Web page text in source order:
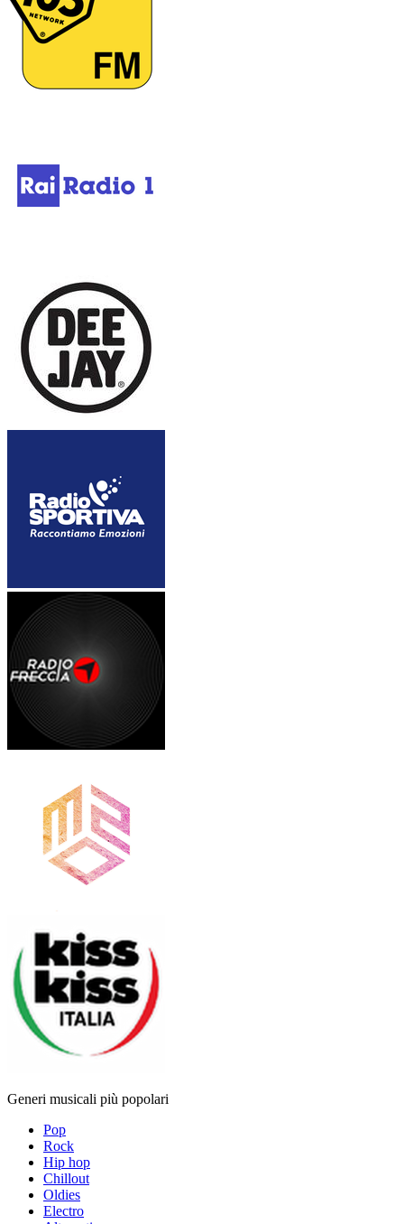
Generi musicali più popolari
Pop
Rock
Hip hop
Chillout
Oldies
Electro